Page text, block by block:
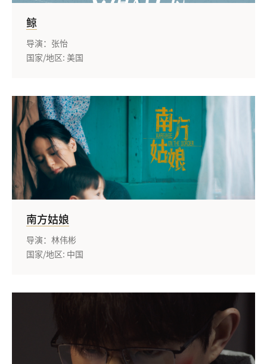
鲸
导演：张怡
国家/地区: 美国
南方姑娘
导演：林伟彬
国家/地区: 中国